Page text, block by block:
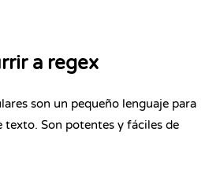
a regex
son un pequeño lenguaje para
texto. Son potentes y fáciles de